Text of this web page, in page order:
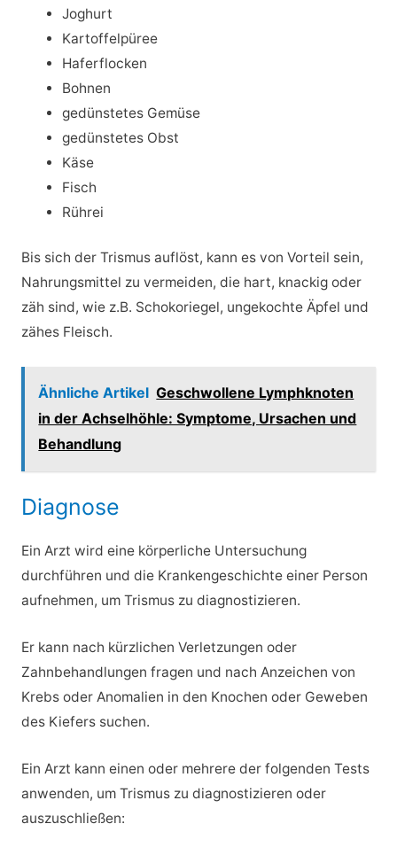
Joghurt
Kartoffelpüree
Haferflocken
Bohnen
gedünstetes Gemüse
gedünstetes Obst
Käse
Fisch
Rührei
Bis sich der Trismus auflöst, kann es von Vorteil sein,
Nahrungsmittel zu vermeiden, die hart, knackig oder
zäh sind, wie z.B. Schokoriegel, ungekochte Äpfel und
zähes Fleisch.
Ähnliche Artikel Geschwollene Lymphknoten
in der Achselhöhle: Symptome, Ursachen und
Behandlung
Diagnose
Ein Arzt wird eine körperliche Untersuchung
durchführen und die Krankengeschichte einer Person
aufnehmen, um Trismus zu diagnostizieren.
Er kann nach kürzlichen Verletzungen oder
Zahnbehandlungen fragen und nach Anzeichen von
Krebs oder Anomalien in den Knochen oder Geweben
des Kiefers suchen.
Ein Arzt kann einen oder mehrere der folgenden Tests
anwenden, um Trismus zu diagnostizieren oder
auszuschließen: